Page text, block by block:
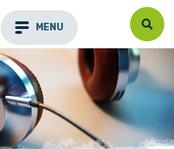
MENU